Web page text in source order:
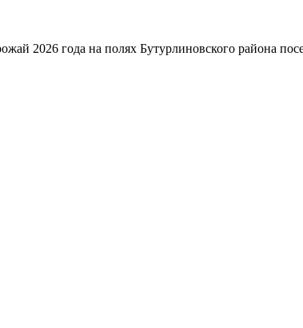
2026 года на полях Бутурлиновского района